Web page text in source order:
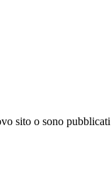
sito o sono